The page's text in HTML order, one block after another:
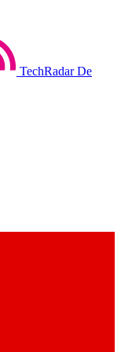
TechRadar De